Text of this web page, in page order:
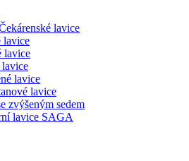
lavice
lavice
lavice
lavice
lavice
zvýšeným sedem
lavice SAGA